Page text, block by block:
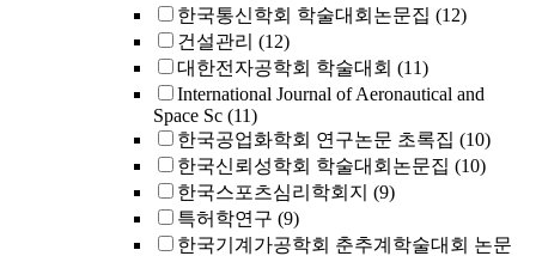
한국통신학회 학술대회논문집 (12)
건설관리 (12)
대한전자공학회 학술대회 (11)
International Journal of Aeronautical and
Space Sc (11)
한국공업화학회 연구논문 초록집 (10)
한국신뢰성학회 학술대회논문집 (10)
한국스포츠심리학회지 (9)
특허학연구 (9)
한국기계가공학회 춘추계학술대회 논문